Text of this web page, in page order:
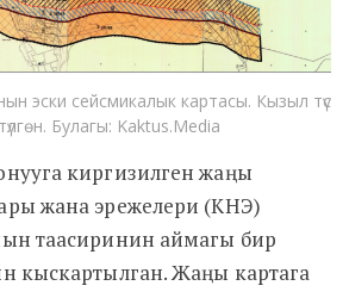
эски сейсмикалык картасы. Кызыл түс
Булагы: Kaktus.Media
киргизилген жаңы
жана эрежелери (КНЭ)
таасиринин аймагы бир
кыскартылган. Жаңы картага